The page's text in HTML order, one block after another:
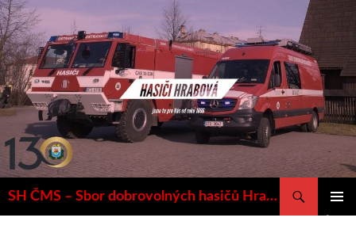
Přejít
k
obsahu
webu
SH ČMS – Sbor dobrovolných hasičů Hrabová
Hledat